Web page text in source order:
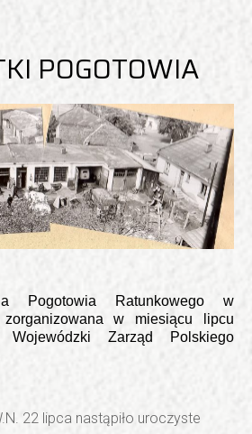
POGOTOWIA
Pogotowia Ratunkowego w
zorganizowana w miesiącu lipcu
Zarząd Polskiego
22 lipca nastąpiło uroczyste